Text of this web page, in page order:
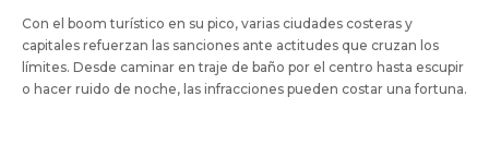
Con el boom turístico en su pico, varias ciudades costeras y
capitales refuerzan las sanciones ante actitudes que cruzan los
límites. Desde caminar en traje de baño por el centro hasta escupir
o hacer ruido de noche, las infracciones pueden costar una fortuna.